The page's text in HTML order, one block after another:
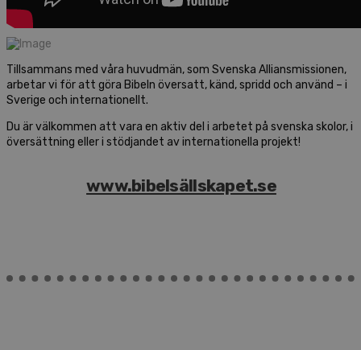
Tillsammans med våra huvudmän, som Svenska Alliansmissionen,
arbetar vi för att göra Bibeln översatt, känd, spridd och använd – i
Sverige och internationellt.
Du är välkommen att vara en aktiv del i arbetet på svenska skolor, i
översättning eller i stödjandet av internationella projekt!
www.bibelsällskapet.se